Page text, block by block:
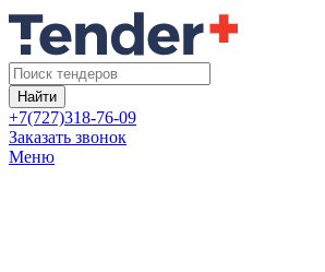
Найти
+7(727)318-76-09
Заказать звонок
Меню